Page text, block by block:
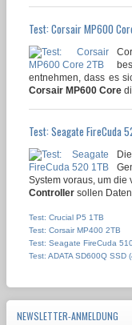
Test: Corsair MP600
entnehmen, dass es
Corsair MP600 Core
Test: Seagate FireCuda
System voraus, um
Controller sollen
Test: Crucial P5 1TB
Test: Corsair MP400 2TB
Test: Seagate FireCuda
Test: ADATA SD600Q SSD
NEWSLETTER-ANMELDUNG